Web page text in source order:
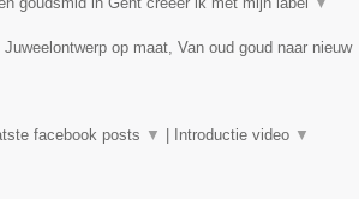
op maat, Van oud goud naar nieuw
facebook posts ▼ Introductie video ▼